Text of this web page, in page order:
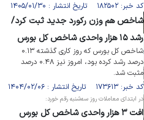
کد خبر: ۱۸۲۵۰۲ تاریخ انتشار : ۱۴۰۵/۰۱/۳۰
شاخص هم وزن رکورد جدید ثبت کرد/
رشد ۱۵ هزار واحدی شاخص کل بورس
شاخص کل بورس که روز کاری گذشته ۰.۱۳
درصد رشد کرده بود، امروز نیز ۰.۴۸ درصد
مثبت شد.
کد خبر: ۱۷۳۶۱۳ تاریخ انتشار : ۱۴۰۴/۰۲/۰۶
در ابتدای معاملات روز سه‌شنبه رقم خورد:
افت ۳ هزار واحدی شاخص کل بورس